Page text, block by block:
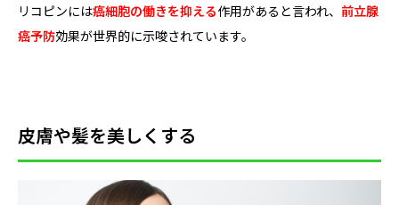
リコピンには癌細胞の働きを抑える作用があると言われ、 前立腺
癌予防効果が世界的に示唆されています。
皮膚や髪を美しくする